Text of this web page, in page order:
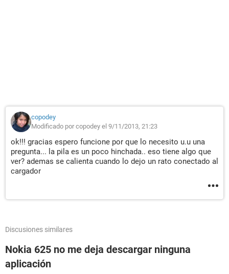
copodey
Modificado por copodey el 9/11/2013, 21:23
ok!!! gracias espero funcione por que lo necesito u.u una
pregunta... la pila es un poco hinchada.. eso tiene algo que
ver? ademas se calienta cuando lo dejo un rato conectado al
cargador
Discusiones similares
Nokia 625 no me deja descargar ninguna
aplicación